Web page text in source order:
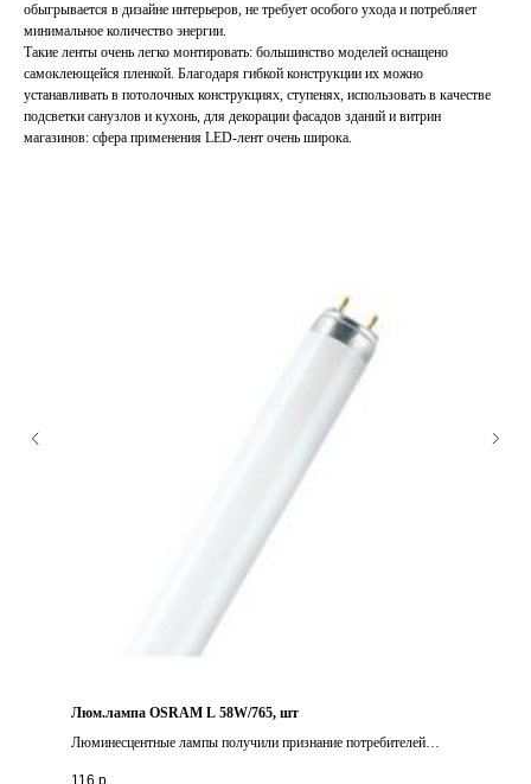
обыгрывается в дизайне интерьеров, не требует особого ухода и потребляет
минимальное количество энергии.
Такие ленты очень легко монтировать: большинство моделей оснащено
самоклеющейся пленкой. Благодаря гибкой конструкции их можно
устанавливать в потолочных конструкциях, ступенях, использовать в качестве
подсветки санузлов и кухонь, для декорации фасадов зданий и витрин
магазинов: сфера применения LED-лент очень широка.
Люм.лампа OSRAM L 58W/765, шт
Люминесцентные лампы получили признание потребителей
116 р.